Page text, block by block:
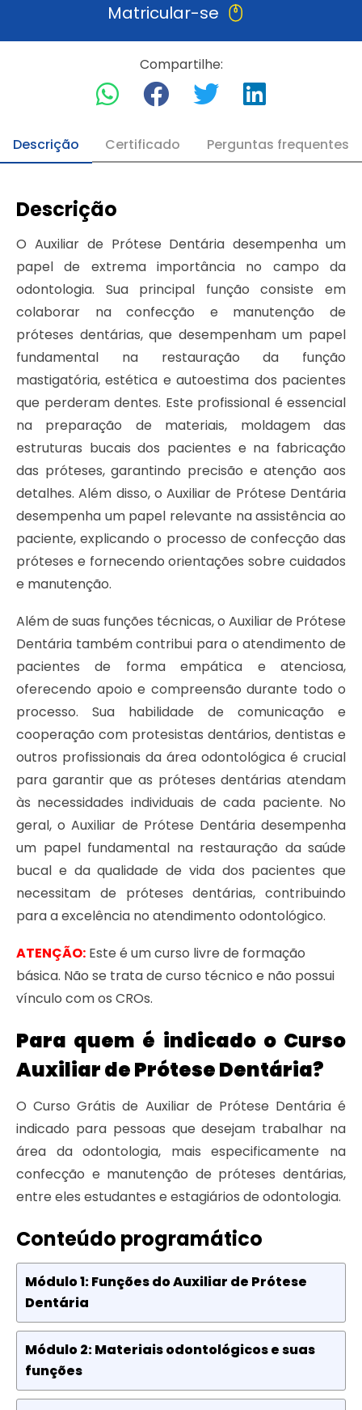
Matricular-se
Compartilhe:
Descrição Certificado Perguntas frequentes
Descrição
O Auxiliar de Prótese Dentária desempenha um
papel de extrema importância no campo da
odontologia. Sua principal função consiste em
colaborar na confecção e manutenção de
próteses dentárias, que desempenham um papel
fundamental na restauração da função
mastigatória, estética e autoestima dos pacientes
que perderam dentes. Este profissional é essencial
na preparação de materiais, moldagem das
estruturas bucais dos pacientes e na fabricação
das próteses, garantindo precisão e atenção aos
detalhes. Além disso, o Auxiliar de Prótese Dentária
desempenha um papel relevante na assistência ao
paciente, explicando o processo de confecção das
próteses e fornecendo orientações sobre cuidados
e manutenção.
Além de suas funções técnicas, o Auxiliar de Prótese
Dentária também contribui para o atendimento de
pacientes de forma empática e atenciosa,
oferecendo apoio e compreensão durante todo o
processo. Sua habilidade de comunicação e
cooperação com protesistas dentários, dentistas e
outros profissionais da área odontológica é crucial
para garantir que as próteses dentárias atendam
às necessidades individuais de cada paciente. No
geral, o Auxiliar de Prótese Dentária desempenha
um papel fundamental na restauração da saúde
bucal e da qualidade de vida dos pacientes que
necessitam de próteses dentárias, contribuindo
para a excelência no atendimento odontológico.
ATENÇÃO: Este é um curso livre de formação
básica. Não se trata de curso técnico e não possui
vínculo com os CROs.
Para quem é indicado o Curso
Auxiliar de Prótese Dentária?
O Curso Grátis de Auxiliar de Prótese Dentária é
indicado para pessoas que desejam trabalhar na
área da odontologia, mais especificamente na
confecção e manutenção de próteses dentárias,
entre eles estudantes e estagiários de odontologia.
Conteúdo programático
Módulo 1: Funções do Auxiliar de Prótese
Dentária
Módulo 2: Materiais odontológicos e suas
funções